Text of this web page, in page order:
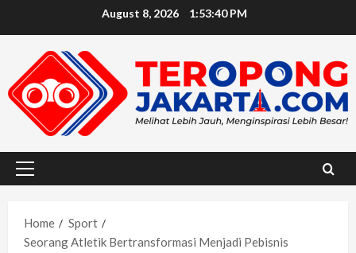
August 8, 2026 1:53:42 PM
Primary
Home
Sport
Seorang Atletik Bertransformasi Menjadi Pebisnis